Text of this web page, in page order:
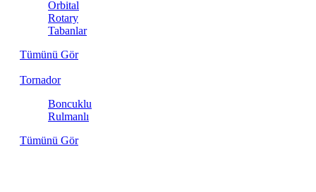
Orbital
Rotary
Tabanlar
Tümünü Gör
Tornador
Boncuklu
Rulmanlı
Tümünü Gör